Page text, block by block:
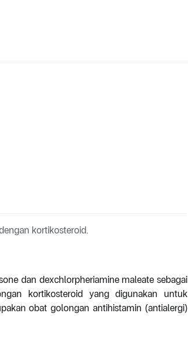
kortikosteroid.
dan dexchlorpheriamine maleate sebagai
kortikosteroid yang digunakan untuk
obat golongan antihistamin (antialergi)